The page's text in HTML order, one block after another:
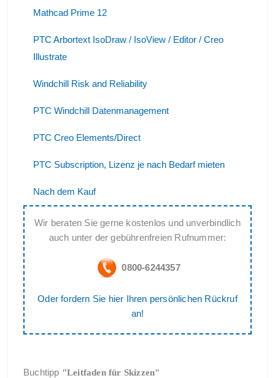
Mathcad Prime 12
PTC Arbortext IsoDraw / IsoView / Editor / Creo
Illustrate
Windchill Risk and Reliability
PTC Windchill Datenmanagement
PTC Creo Elements/Direct
PTC Subscription, Lizenz je nach Bedarf mieten
Nach dem Kauf
Wir beraten Sie gerne kostenlos und unverbindlich
auch unter der gebührenfreien Rufnummer:
0800-6244357
Oder fordern Sie hier Ihren persönlichen Rückruf
an!
Buchtipp "Leitfaden für Skizzen"